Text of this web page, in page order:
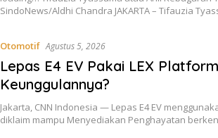
SindoNews/Aldhi Chandra JAKARTA – Tifauzia
Otomotif Agustus 5, 2026
Lepas E4 EV Pakai LEX
Keunggulannya?
Jakarta, CNN Indonesia — Lepas E4 EV
diklaim mampu Menyediakan Penghayatan